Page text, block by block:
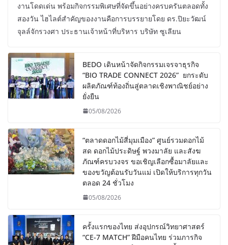
งานโดดเด่น พร้อมกิจกรรมพิเศษที่จัดขึ้นอย่างครบครันตลอดทั้ง
สองวัน ไฮไลต์สำคัญของงานคือการบรรยายโดย ดร.ปิยะวัฒน์
จุลล์จักรวงศา ประธานเจ้าหน้าที่บริหาร บริษัท ซูเลียน
BEDO เดินหน้าจัดกิจกรรมเจรจาธุรกิจ
“BIO TRADE CONNECT 2026” ยกระดับ
ผลิตภัณฑ์ท้องถิ่นสู่ตลาดเชิงพาณิชย์อย่าง
ยั่งยืน
05/08/2026
“ตลาดดอกไม้สี่มุมเมือง” ศูนย์รวมดอกไม้
สด ดอกไม้ประดิษฐ์ พวงมาลัย และสังฆ
ภัณฑ์ครบวงจร ขอเชิญเลือกซื้อมาลัยและ
ของขวัญต้อนรับวันแม่ เปิดให้บริการทุกวัน
ตลอด 24 ชั่วโมง
05/08/2026
ครั้งแรกของไทย ส่งอุปกรณ์วิทยาศาสตร์
“CE-7 MATCH” ฝีมือคนไทย ร่วมภารกิจ